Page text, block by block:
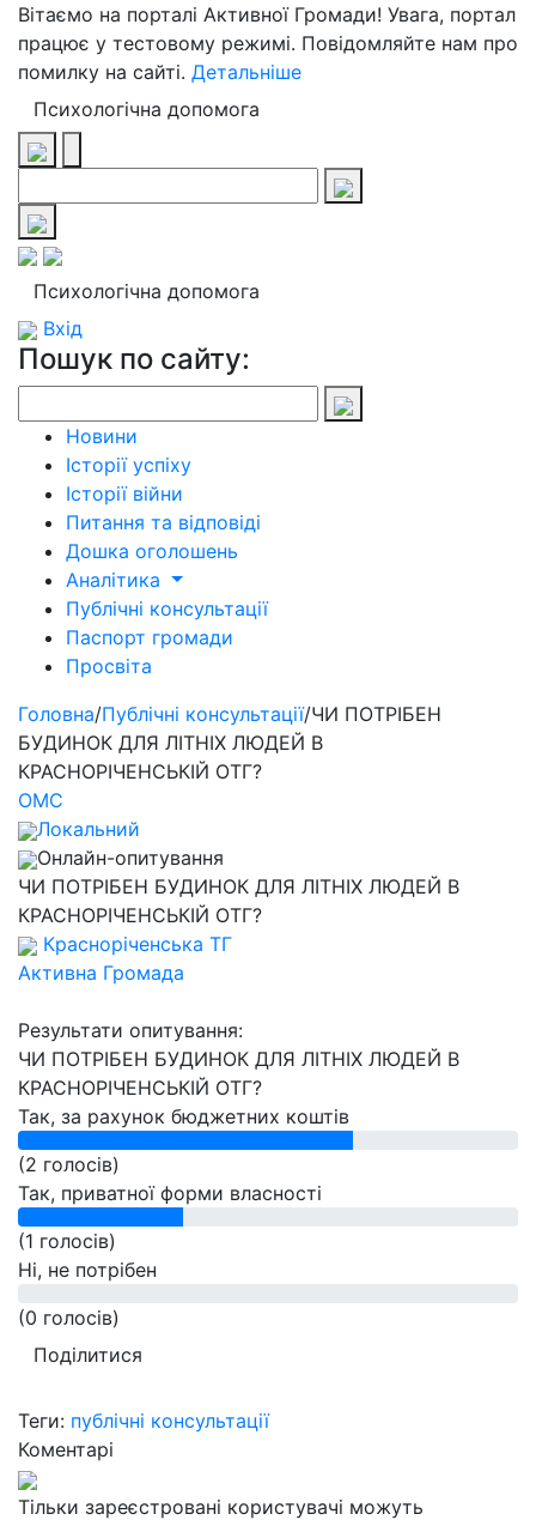
Вітаємо на порталі Активної Громади! Увага, портал
працює у тестовому режимі. Повідомляйте нам про
помилку на сайті. Детальніше
Психологічна допомога
Психологічна допомога
Вхід
Пошук по сайту:
Новини
Історії успіху
Історії війни
Питання та відповіді
Дошка оголошень
Аналітика
Публічні консультації
Паспорт громади
Просвіта
Головна/Публічні консультації/ЧИ ПОТРІБЕН
БУДИНОК ДЛЯ ЛІТНІХ ЛЮДЕЙ В
КРАСНОРІЧЕНСЬКІЙ ОТГ?
ОМС
Локальний
Онлайн-опитування
ЧИ ПОТРІБЕН БУДИНОК ДЛЯ ЛІТНІХ ЛЮДЕЙ В
КРАСНОРІЧЕНСЬКІЙ ОТГ?
Красноріченська ТГ
Активна Громада
Результати опитування:
ЧИ ПОТРІБЕН БУДИНОК ДЛЯ ЛІТНІХ ЛЮДЕЙ В
КРАСНОРІЧЕНСЬКІЙ ОТГ?
Так, за рахунок бюджетних коштів
(2 голосів)
Так, приватної форми власності
(1 голосів)
Ні, не потрібен
(0 голосів)
Поділитися
Теги: публічні консультації
Коментарі
Тільки зареєстровані користувачі можуть